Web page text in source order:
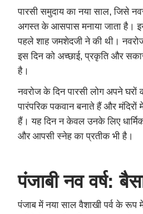
पारसी समुदाय का नया साल,जिसे
अगस्त के आसपास मनाया जाता है।
पहले शाह जमशेदजी ने की थी।
इस दिन को अच्छाई,प्रकृति और
है।
नवरोज के दिन पारसी लोग अपने
पारंपरिक पकवान बनाते हैं और मंदिरों
हैं। यह दिन न केवल उनके लिए
और आपसी स्नेह का प्रतीक भी है।
पंजाबी नव वर्ष:
पंजाब में नया साल वैशाखी पर्व के रूप